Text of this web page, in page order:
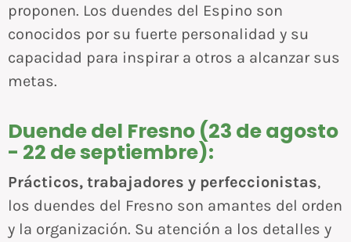
proponen. Los duendes del Espino son
conocidos por su fuerte personalidad y su
capacidad para inspirar a otros a alcanzar sus
metas.
Duende del Fresno (23 de agosto
- 22 de septiembre):
Prácticos, trabajadores y perfeccionistas,
los duendes del Fresno son amantes del orden
y la organización. Su atención a los detalles y